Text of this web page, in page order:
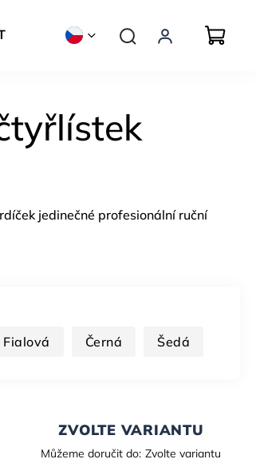
ZNAČKY
ZVOLTE VARIANTU
Můžeme doručit do: Zvolte variantu
Fialová Černá Šedá
jedinečné profesionální ruční